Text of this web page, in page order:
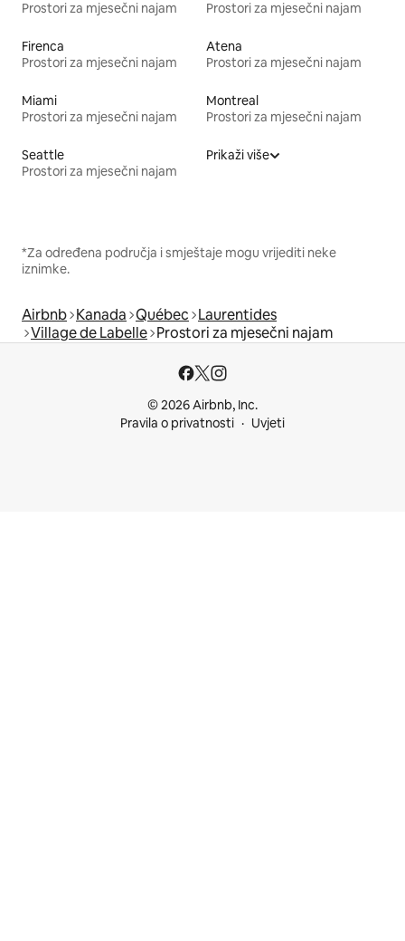
Prostori za mjesečni najam
Prostori za mjesečni najam
Firenca
Prostori za mjesečni najam
Atena
Prostori za mjesečni najam
Miami
Prostori za mjesečni najam
Montreal
Prostori za mjesečni najam
Seattle
Prostori za mjesečni najam
Prikaži više
*Za određena područja i smještaje mogu vrijediti neke
iznimke.
Airbnb Kanada Québec Laurentides
Village de Labelle Prostori za mjesečni najam
© 2026 Airbnb, Inc.
Pravila o privatnosti
Uvjeti